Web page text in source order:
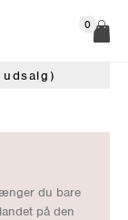
0
du bare
på den